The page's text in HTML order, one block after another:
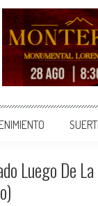
Luego De